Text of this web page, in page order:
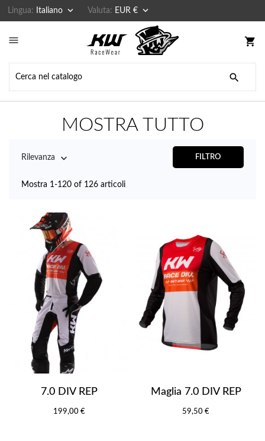
Lingua: Italiano  Valuta: EUR € 
 shopping_cart

MOSTRA TUTTO
Rilevanza  FILTRO
Mostra 1-120 of 126 articoli
7.0 DIV REP
199,00 €
Maglia 7.0 DIV REP
59,50 €